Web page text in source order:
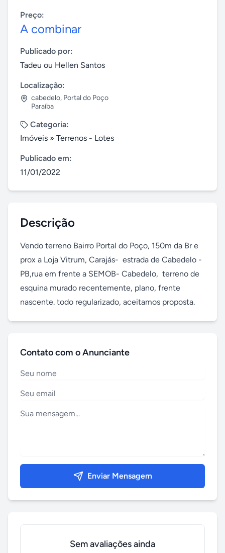
Preço:
A combinar
Publicado por:
Tadeu ou Hellen Santos
Localização:
cabedelo, Portal do Poço
Paraíba
Categoria:
Imóveis » Terrenos - Lotes
Publicado em:
11/01/2022
Descrição
Vendo terreno Bairro Portal do Poço, 150m da Br e
prox a Loja Vitrum, Carajás-  estrada de Cabedelo -
PB,rua em frente a SEMOB- Cabedelo,  terreno de
esquina murado recentemente, plano, frente
nascente. todo regularizado, aceitamos proposta.
Contato com o Anunciante
Enviar Mensagem
Sem avaliações ainda